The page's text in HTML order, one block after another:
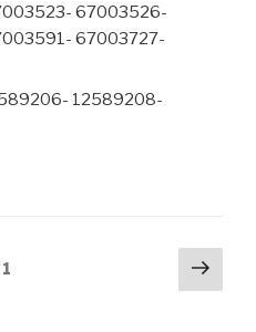
67003526-
67003727-
12589208-
1